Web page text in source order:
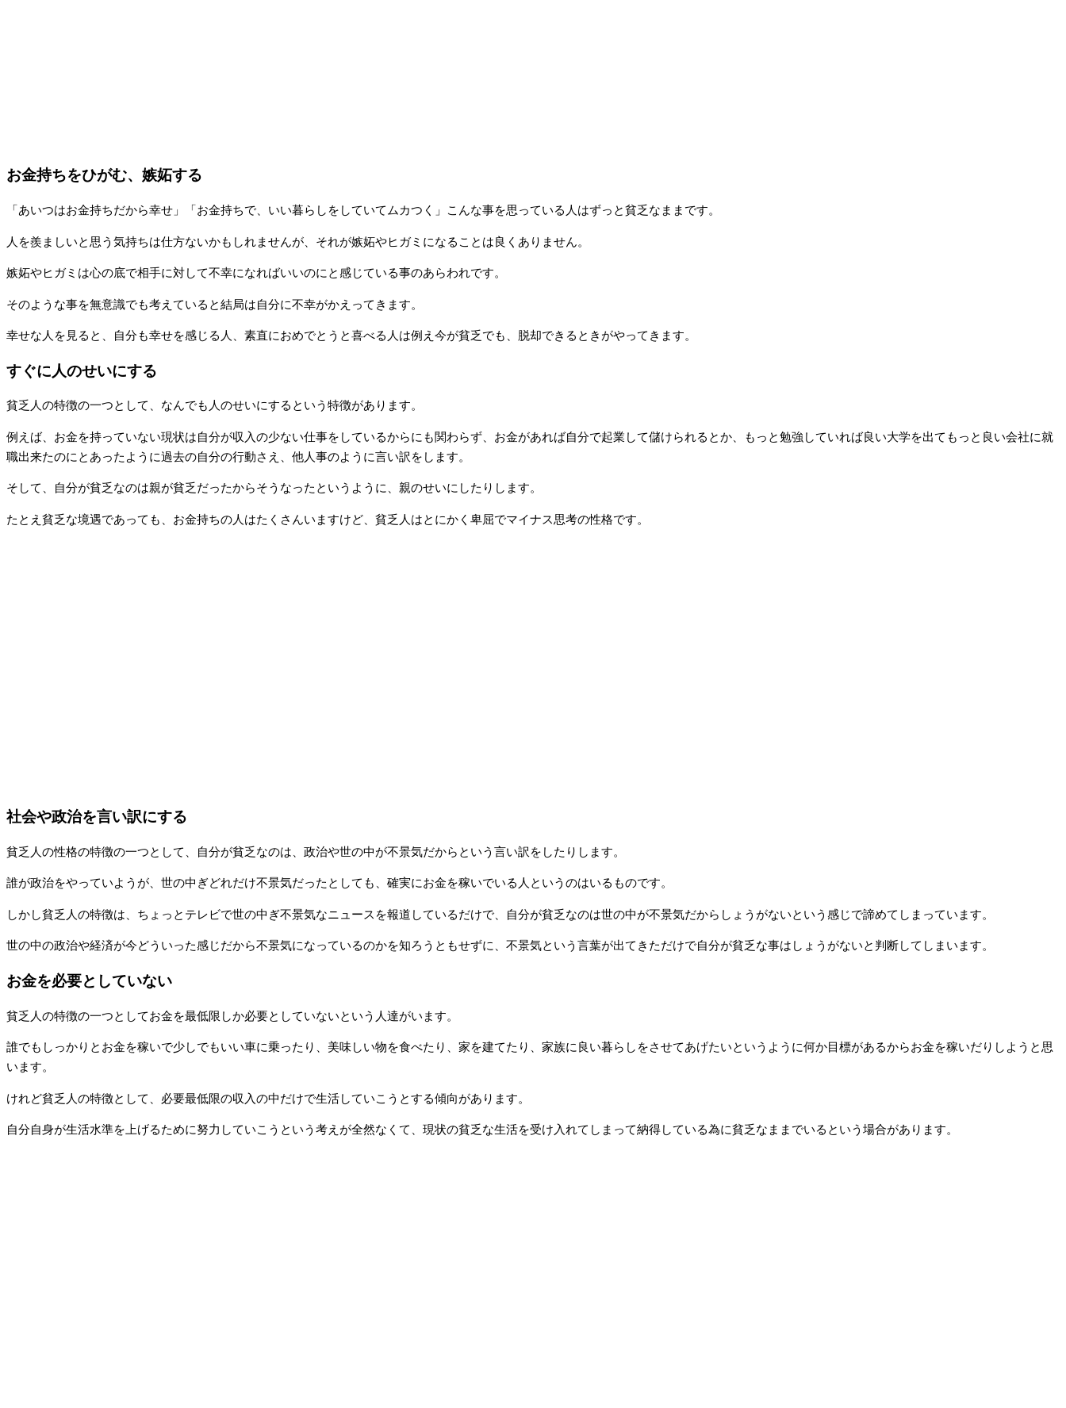
お金持ちをひがむ、嫉妬する
「あいつはお金持ちだから幸せ」「お金持ちで、いい暮らしをしていてムカつく」こんな事を思っている人はずっと貧乏なままです。
人を羨ましいと思う気持ちは仕方ないかもしれませんが、それが嫉妬やヒガミになることは良くありません。
嫉妬やヒガミは心の底で相手に対して不幸になればいいのにと感じている事のあらわれです。
そのような事を無意識でも考えていると結局は自分に不幸がかえってきます。
幸せな人を見ると、自分も幸せを感じる人、素直におめでとうと喜べる人は例え今が貧乏でも、脱却できるときがやってきます。
すぐに人のせいにする
貧乏人の特徴の一つとして、なんでも人のせいにするという特徴があります。
例えば、お金を持っていない現状は自分が収入の少ない仕事をしているからにも関わらず、お金があれば自分で起業して儲けられるとか、もっと勉強していれば良い大学を出てもっと良い会社に就
職出来たのにとあったように過去の自分の行動さえ、他人事のように言い訳をします。
そして、自分が貧乏なのは親が貧乏だったからそうなったというように、親のせいにしたりします。
たとえ貧乏な境遇であっても、お金持ちの人はたくさんいますけど、貧乏人はとにかく卑屈でマイナス思考の性格です。
社会や政治を言い訳にする
貧乏人の性格の特徴の一つとして、自分が貧乏なのは、政治や世の中が不景気だからという言い訳をしたりします。
誰が政治をやっていようが、世の中ぎどれだけ不景気だったとしても、確実にお金を稼いでいる人というのはいるものです。
しかし貧乏人の特徴は、ちょっとテレビで世の中ぎ不景気なニュースを報道しているだけで、自分が貧乏なのは世の中が不景気だからしょうがないという感じで諦めてしまっています。
世の中の政治や経済が今どういった感じだから不景気になっているのかを知ろうともせずに、不景気という言葉が出てきただけで自分が貧乏な事はしょうがないと判断してしまいます。
お金を必要としていない
貧乏人の特徴の一つとしてお金を最低限しか必要としていないという人達がいます。
誰でもしっかりとお金を稼いで少しでもいい車に乗ったり、美味しい物を食べたり、家を建てたり、家族に良い暮らしをさせてあげたいというように何か目標があるからお金を稼いだりしようと思
います。
けれど貧乏人の特徴として、必要最低限の収入の中だけで生活していこうとする傾向があります。
自分自身が生活水準を上げるために努力していこうという考えが全然なくて、現状の貧乏な生活を受け入れてしまって納得している為に貧乏なままでいるという場合があります。